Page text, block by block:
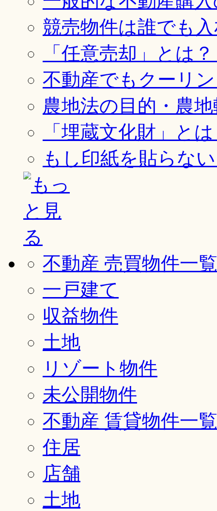
競売物件は誰でも
「任意売却」とは
不動産でもクーリ
農地法の目的・農
「埋蔵文化財」と
もし印紙を貼らな
不動産 売買物件一覧
一戸建て
収益物件
土地
リゾート物件
未公開物件
不動産 賃貸物件一覧
住居
店舗
土地